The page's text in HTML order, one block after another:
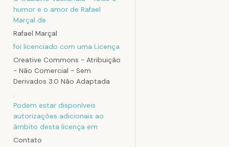
humor e o amor de Rafael
Marçal de
Rafael Marçal
foi licenciado com uma Licença
Creative Commons - Atribuição
- Não Comercial - Sem
Derivados 3.0 Não Adaptada
.
Podem estar disponíveis
autorizações adicionais ao
âmbito desta licença em
Contato